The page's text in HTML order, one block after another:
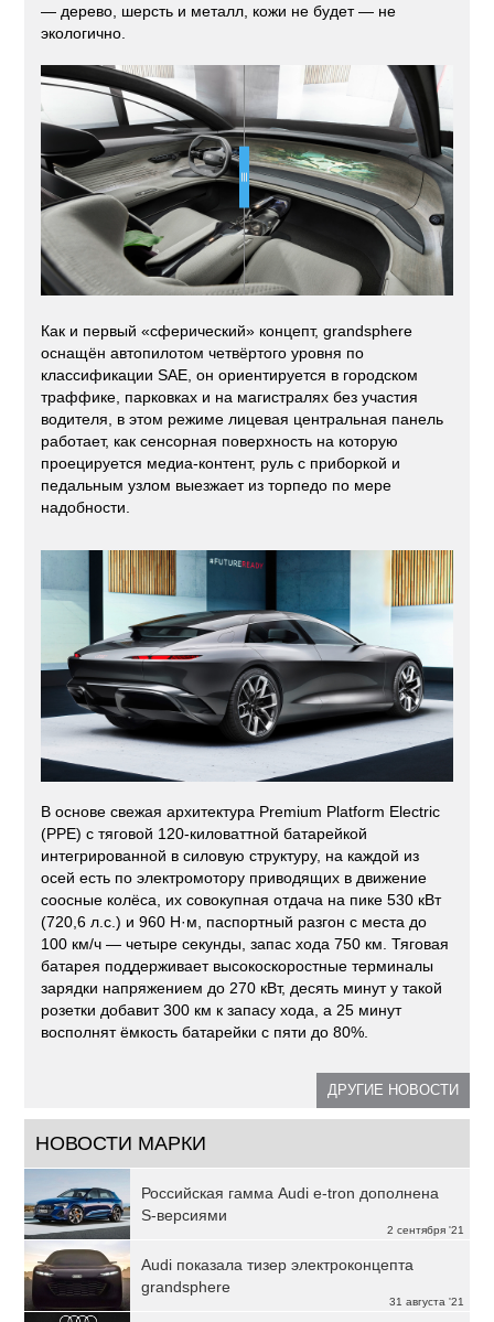
— дерево, шерсть и металл, кожи не будет — не
экологично.
Как и первый «сферический» концепт, grandsphere
оснащён автопилотом четвёртого уровня по
классификации SAE, он ориентируется в городском
траффике, парковках и на магистралях без участия
водителя, в этом режиме лицевая центральная панель
работает, как сенсорная поверхность на которую
проецируется медиа-контент, руль с приборкой и
педальным узлом выезжает из торпедо по мере
надобности.
В основе свежая архитектура Premium Platform Electric
(PPE) с тяговой 120-киловаттной батарейкой
интегрированной в силовую структуру, на каждой из
осей есть по электромотору приводящих в движение
соосные колёса, их совокупная отдача на пике 530 кВт
(720,6 л.с.) и 960 Н·м, паспортный разгон с места до
100 км/ч — четыре секунды, запас хода 750 км. Тяговая
батарея поддерживает высокоскоростные терминалы
зарядки напряжением до 270 кВт, десять минут у такой
розетки добавит 300 км к запасу хода, а 25 минут
восполнят ёмкость батарейки с пяти до 80%.
ДРУГИЕ НОВОСТИ
НОВОСТИ МАРКИ
2 сентября '21
Российская гамма Audi e-tron дополнена
S-версиями
31 августа '21
Audi показала тизер электроконцепта
grandsphere